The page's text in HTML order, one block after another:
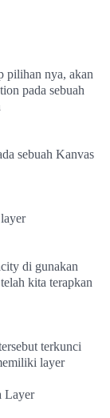
pilihan nya, akan
pada sebuah
sebuah Kanvas
di gunakan
kita terapkan
terkunci
layer
Layer